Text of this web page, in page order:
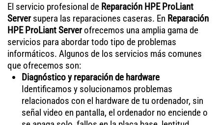
El servicio profesional de Reparación HPE ProLiant
Serversupera las reparaciones caseras. En Reparación
HPE ProLiant Serverofrecemos una amplia gama de
servicios para abordar todo tipo de problemas
informáticos. Algunos de los servicios más comunes
que ofrecemos son:
Diagnóstico y reparación de hardware
Identificamos y solucionamos problemas
relacionados con el hardware de tu ordenador, sin
señal video en pantalla, el ordenador no enciende o